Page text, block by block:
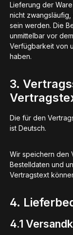
Lieferung der
nicht
sein werden. Die
unmittelbar vor
Verfügbarkeit von
haben.
3.
Die für den
ist Deutsch.
Wir speichern den
Bestelldaten und
Vertragstext
4.
4.1